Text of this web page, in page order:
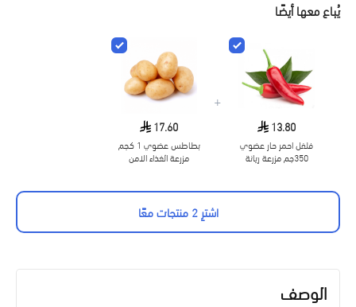
يُباع معها أيضًا
13.80
فلفل احمر حار عضوي
350جم مزرعة ريانة
+
17.60
بطاطس عضوي 1 كجم
مزرعة الغذاء الامن
اشترِ 2 منتجات معًا
الوصف